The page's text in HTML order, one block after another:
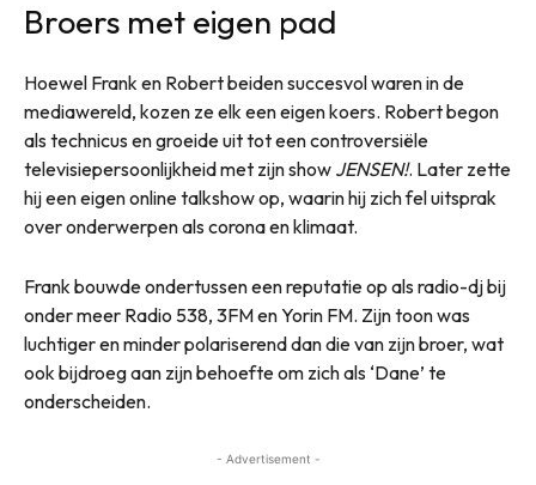
Broers met eigen pad
Hoewel Frank en Robert beiden succesvol waren in de
mediawereld, kozen ze elk een eigen koers. Robert begon
als technicus en groeide uit tot een controversiële
televisiepersoonlijkheid met zijn show JENSEN!. Later zette
hij een eigen online talkshow op, waarin hij zich fel uitsprak
over onderwerpen als corona en klimaat.
Frank bouwde ondertussen een reputatie op als radio-dj bij
onder meer Radio 538, 3FM en Yorin FM. Zijn toon was
luchtiger en minder polariserend dan die van zijn broer, wat
ook bijdroeg aan zijn behoefte om zich als ‘Dane’ te
onderscheiden.
- Advertisement -